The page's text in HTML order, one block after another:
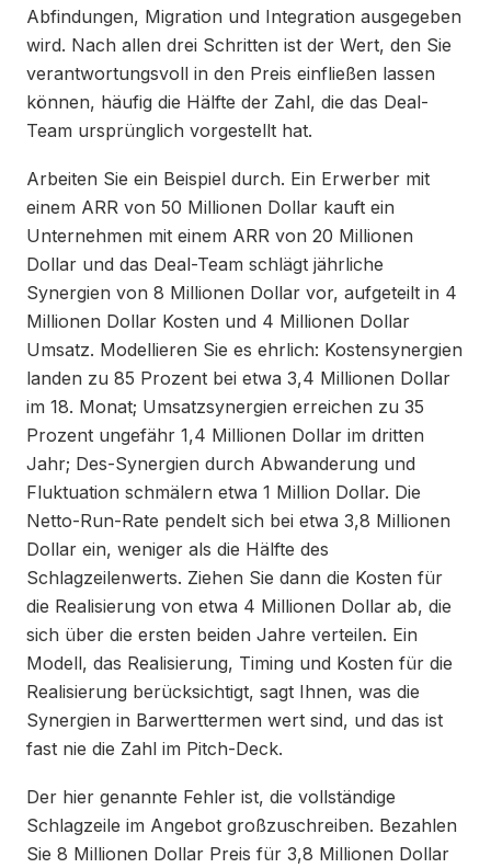
Abfindungen, Migration und Integration ausgegeben
wird. Nach allen drei Schritten ist der Wert, den Sie
verantwortungsvoll in den Preis einfließen lassen
können, häufig die Hälfte der Zahl, die das Deal-
Team ursprünglich vorgestellt hat.
Arbeiten Sie ein Beispiel durch. Ein Erwerber mit
einem ARR von 50 Millionen Dollar kauft ein
Unternehmen mit einem ARR von 20 Millionen
Dollar und das Deal-Team schlägt jährliche
Synergien von 8 Millionen Dollar vor, aufgeteilt in 4
Millionen Dollar Kosten und 4 Millionen Dollar
Umsatz. Modellieren Sie es ehrlich: Kostensynergien
landen zu 85 Prozent bei etwa 3,4 Millionen Dollar
im 18. Monat; Umsatzsynergien erreichen zu 35
Prozent ungefähr 1,4 Millionen Dollar im dritten
Jahr; Des-Synergien durch Abwanderung und
Fluktuation schmälern etwa 1 Million Dollar. Die
Netto-Run-Rate pendelt sich bei etwa 3,8 Millionen
Dollar ein, weniger als die Hälfte des
Schlagzeilenwerts. Ziehen Sie dann die Kosten für
die Realisierung von etwa 4 Millionen Dollar ab, die
sich über die ersten beiden Jahre verteilen. Ein
Modell, das Realisierung, Timing und Kosten für die
Realisierung berücksichtigt, sagt Ihnen, was die
Synergien in Barwerttermen wert sind, und das ist
fast nie die Zahl im Pitch-Deck.
Der hier genannte Fehler ist, die vollständige
Schlagzeile im Angebot großzuschreiben. Bezahlen
Sie 8 Millionen Dollar Preis für 3,8 Millionen Dollar